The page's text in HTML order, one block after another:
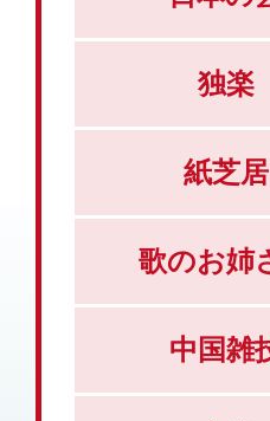
独楽
紙芝居
歌のお姉
中国雑